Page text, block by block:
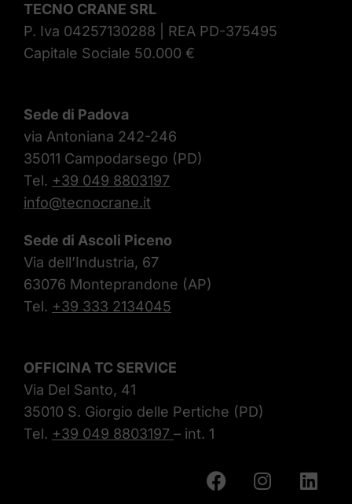
TECNO CRANE SRL
P. Iva 04257130288 | REA PD-375495
Capitale Sociale 50.000 €
Sede di Padova
via Antoniana 242-246
35011 Campodarsego (PD)
Tel. +39 049 8803197
info@tecnocrane.it
Sede di Ascoli Piceno
Via dell’Industria, 67
63076 Monteprandone (AP)
Tel. +39 333 2134045
OFFICINA TC SERVICE
Via Del Santo, 41
35010 S. Giorgio delle Pertiche (PD)
Tel. +39 049 8803197 – int. 1